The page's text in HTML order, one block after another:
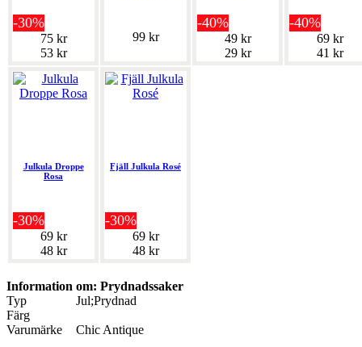
-30%
75 kr
53 kr
99 kr
-40%
49 kr
29 kr
-40%
69 kr
41 kr
Julkula Droppe
Rosa
-30%
69 kr
48 kr
Fjäll Julkula Rosé
-30%
69 kr
48 kr
Information om: Prydnadssaker
Typ
Jul;Prydnad
Färg
Varumärke
Chic Antique